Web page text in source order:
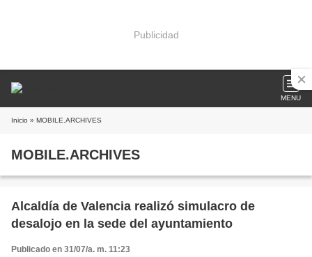
Publicidad
MENU
Inicio » MOBILE.ARCHIVES
MOBILE.ARCHIVES
Alcaldía de Valencia realizó simulacro de
desalojo en la sede del ayuntamiento
Publicado en 31/07/a. m. 11:23